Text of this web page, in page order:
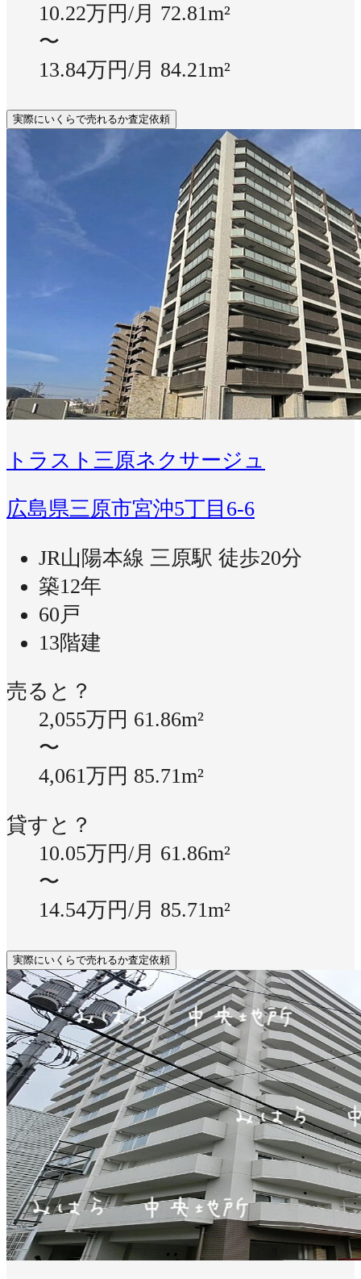
10.22万円/月 72.81m²
〜
13.84万円/月 84.21m²
実際にいくらで売れるか査定依頼
トラスト三原ネクサージュ
広島県三原市宮沖5丁目6-6
JR山陽本線 三原駅 徒歩20分
築12年
60戸
13階建
売ると？
2,055万円 61.86m²
〜
4,061万円 85.71m²
貸すと？
10.05万円/月 61.86m²
〜
14.54万円/月 85.71m²
実際にいくらで売れるか査定依頼